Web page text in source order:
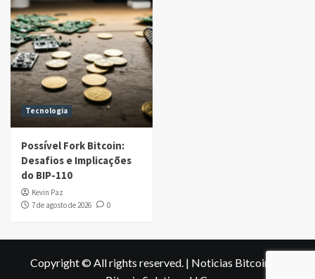
Tecnologia
Possível Fork Bitcoin:
Desafios e Implicações
do BIP-110
Kevin Paz
7 de agosto de 2026
0
Copyright © All rights reserved. | Noticias Bitcoin